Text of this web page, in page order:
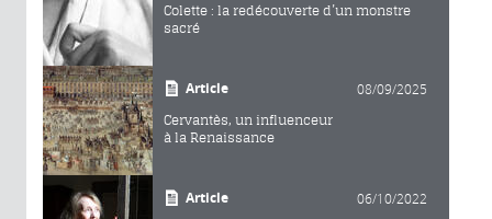
Colette : la redécouverte d’un monstre
sacré
Article 08/09/2025
Cervantès, un influenceur
à la Renaissance
Article 06/10/2022